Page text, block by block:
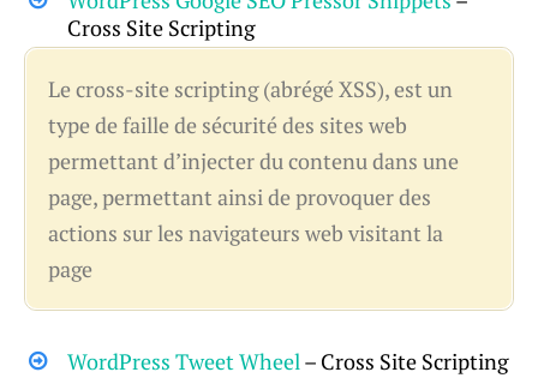
Cross Site Scripting
Le cross-site scripting (abrégé XSS), est un
type de faille de sécurité des sites web
permettant d’injecter du contenu dans une
page, permettant ainsi de provoquer des
actions sur les navigateurs web visitant la
page
WordPress Tweet Wheel– Cross Site Scripting